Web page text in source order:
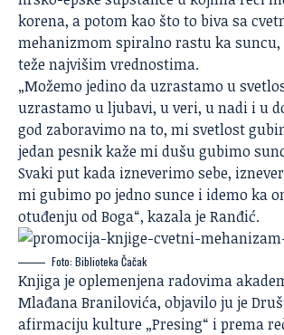
korena, a potom kao što to biva sa
mehanizmom spiralno rastu ka suncu,
teže najvišim vrednostima.
„Možemo jedino da uzrastamo u
uzrastamo u ljubavi, u veri, u nadi i u
god zaboravimo na to, mi svetlost
jedan pesnik kaže mi dušu gubimo
Svaki put kada izneverimo sebe,
mi gubimo po jedno sunce i idemo ka
otuđenju od Boga“, kazala je Ranđić.
Foto: Biblioteka Čačak
Knjiga je oplemenjena radovima
Mlađana Branilovića, objavilo ju je
afirmaciju kulture „Presing“ i prema